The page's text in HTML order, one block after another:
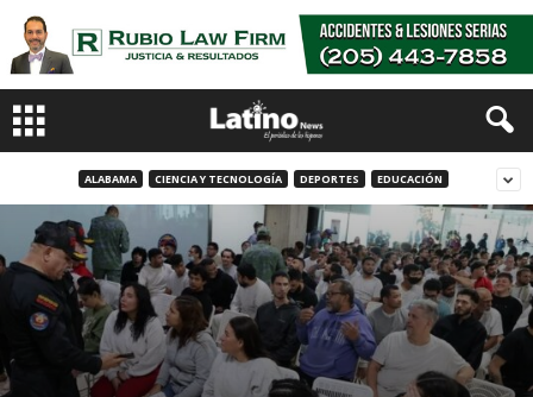
ALABAMA CIENCIA Y TECNOLOGÍA DEPORTES EDUCACIÓN